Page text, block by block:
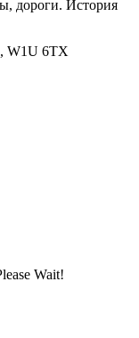
дороги. История
W1U 6TX